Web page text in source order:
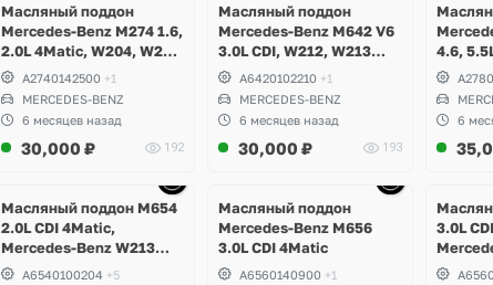
Масляный поддон
Mercedes-Benz M274 1.6,
2.0L 4Matic, W204, W205
C-Class, GLK, W212,
W213 E-Class, W253 GLC
A2740142500 +1
MERCEDES-BENZ
6 месяцев назад
30,000 ₽ 192
Масляный поддон
Mercedes-Benz M642 V6
3.0L CDI, W212, W213
E350d, W463 G350d,
W253 GLC 350d, W166
GL, GLE, GLS, W292
GLE350d, W251 R350d,
W217, W222 S400d
A6420102210 +1
MERCEDES-BENZ
6 месяцев назад
30,000 ₽ 193
4.6,
W207
W216
500,
GLE
W222
6
Масляный поддон M654
2.0L CDI 4Matic,
Mercedes-Benz W213
E220dA6540100204 +5
Масляный поддон
Mercedes-Benz M656
3.0L CDI 4Matic
A6560140900 +1
3.0L
CLS